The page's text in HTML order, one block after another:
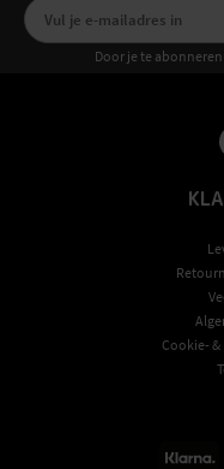
Door je te
Cookie-